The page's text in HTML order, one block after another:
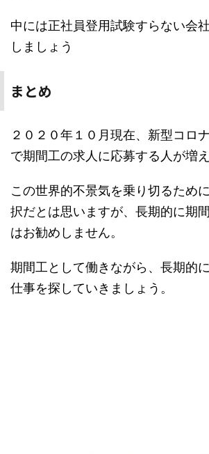
中には正社員登用試験すらない会
しましょう
まとめ
２０２０年１０月現在、新型コロ
で期間工の求人に応募する人が増え
この世界的不景気を乗り切るため
択だとは思いますが、長期的に期
はお勧めしません。
期間工として働きながら、長期的
仕事を探していきましょう。